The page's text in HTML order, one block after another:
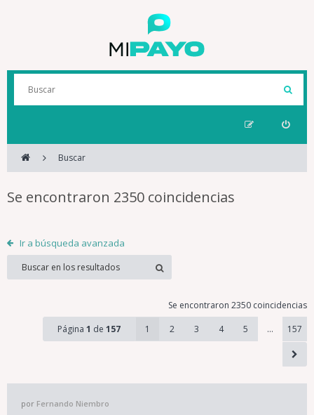
Buscar
Se encontraron 2350 coincidencias
Ir a búsqueda avanzada
Se encontraron 2350 coincidencias
Página 1 de 157 1 2 3 4 5 … 157
por Fernando Niembro